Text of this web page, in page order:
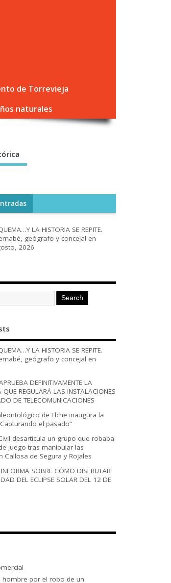
de Torrevieja
naturales
LA HISTORIA SE REPITE.
geógrafo y concejal en
2026
LA HISTORIA SE REPITE.
geógrafo y concejal en
DEFINITIVAMENTE LA
QUE REGULARÁ LAS INSTALACIONES
DE TELECOMUNICACIONES
de Elche inaugura la
el pasado”
desarticula un grupo que robaba
juego tras manipular las
Callosa de Segura y Rojales
INFORMA SOBRE CÓMO DISFRUTAR
DEL ECLIPSE SOLAR DEL 12 DE
hombre por el robo de un